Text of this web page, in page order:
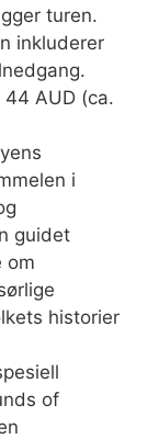
turen.
inkluderer
AUD (ca.
i
guidet
om
historier
of